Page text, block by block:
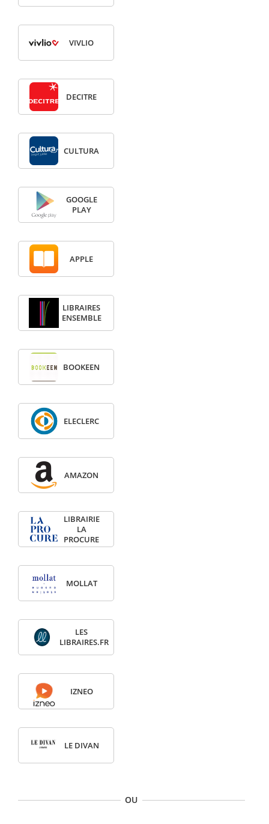
VIVLIO
DECITRE
CULTURA
GOOGLE
PLAY
APPLE
LIBRAIRES
ENSEMBLE
BOOKEEN
ELECLERC
AMAZON
LIBRAIRIE
LA
PROCURE
MOLLAT
LES
LIBRAIRES.FR
IZNEO
LE DIVAN
OU